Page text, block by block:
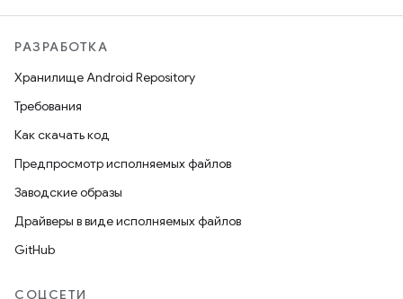
РАЗРАБОТКА
Хранилище Android Repository
Требования
Как скачать код
Предпросмотр исполняемых файлов
Заводские образы
Драйверы в виде исполняемых файлов
GitHub
СОЦСЕТИ